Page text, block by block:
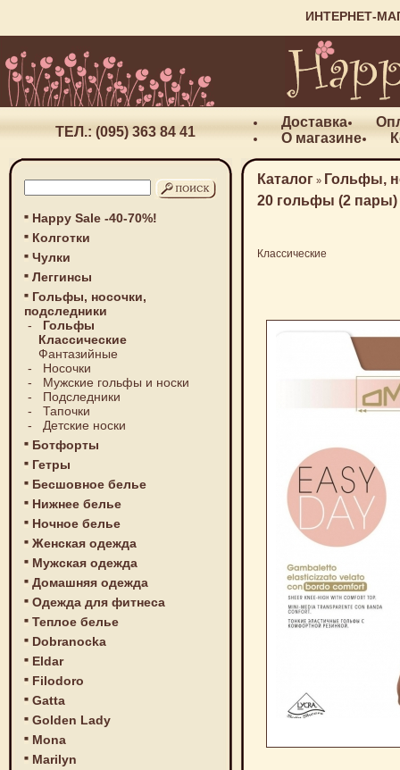
ИНТЕРНЕТ-
ТЕЛ.: (095) 363 84 41
Доставка
О магазине
Happy Sale -40-70%!
Колготки
Чулки
Леггинсы
Гольфы, носочки,
подследники
- Гольфы
Классические
Фантазийные
- Носочки
- Мужские гольфы и носки
- Подследники
- Тапочки
- Детские носки
Ботфорты
Гетры
Бесшовное белье
Нижнее белье
Ночное белье
Женская одежда
Мужская одежда
Домашняя одежда
Одежда для фитнеса
Теплое белье
Dobranocka
Eldar
Filodoro
Gatta
Golden Lady
Mona
Marilyn
Каталог » Гольфы,
20 гольфы (2 пары)
Классические